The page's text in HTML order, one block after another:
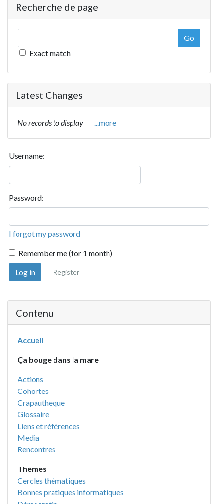
Recherche de page
Go
Exact match
Latest Changes
No records to display ...more
Username:
Password:
I forgot my password
Remember me (for 1 month)
Log in Register
Contenu
Accueil
Ça bouge dans la mare
Actions
Cohortes
Crapautheque
Glossaire
Liens et références
Media
Rencontres
Thèmes
Cercles thématiques
Bonnes pratiques informatiques